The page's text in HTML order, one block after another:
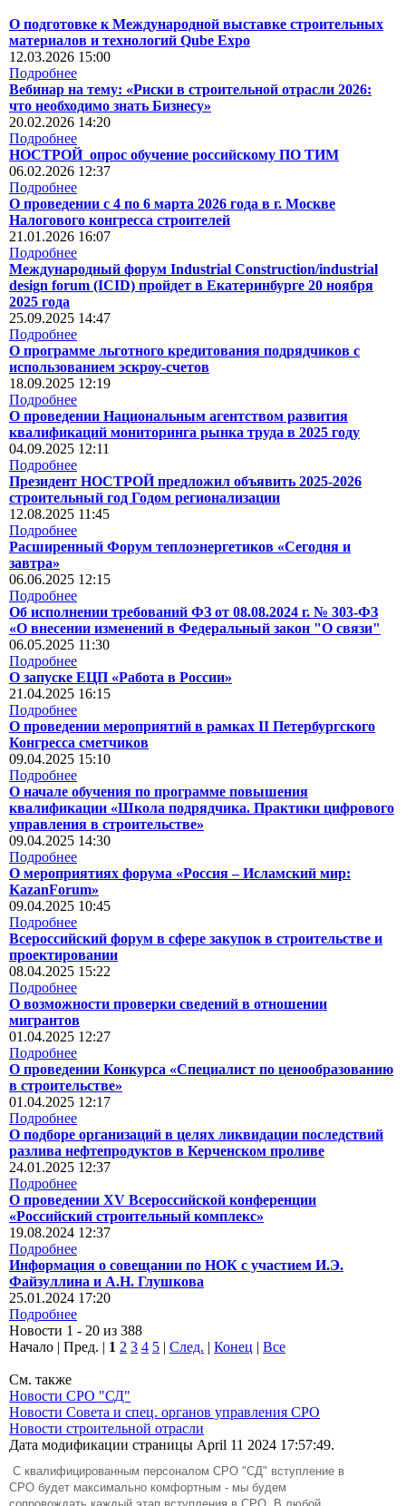
О подготовке к Международной выставке строительных
материалов и технологий Qube Expo
12.03.2026 15:00
Подробнее
Вебинар на тему: «Риски в строительной отрасли 2026:
что необходимо знать Бизнесу»
20.02.2026 14:20
Подробнее
НОСТРОЙ_опрос обучение российскому ПО ТИМ
06.02.2026 12:37
Подробнее
О проведении с 4 по 6 марта 2026 года в г. Москве
Налогового конгресса строителей
21.01.2026 16:07
Подробнее
Международный форум Industrial Construction/industrial
design forum (ICID) пройдет в Екатеринбурге 20 ноября
2025 года
25.09.2025 14:47
Подробнее
О программе льготного кредитования подрядчиков с
использованием эскроу-счетов
18.09.2025 12:19
Подробнее
О проведении Национальным агентством развития
квалификаций мониторинга рынка труда в 2025 году
04.09.2025 12:11
Подробнее
Президент НОСТРОЙ предложил объявить 2025-2026
строительный год Годом регионализации
12.08.2025 11:45
Подробнее
Расширенный Форум теплоэнергетиков «Сегодня и
завтра»
06.06.2025 12:15
Подробнее
Об исполнении требований ФЗ от 08.08.2024 г. № 303-ФЗ
«О внесении изменений в Федеральный закон "О связи"
06.05.2025 11:30
Подробнее
О запуске ЕЦП «Работа в России»
21.04.2025 16:15
Подробнее
О проведении мероприятий в рамках II Петербургского
Конгресса сметчиков
09.04.2025 15:10
Подробнее
О начале обучения по программе повышения
квалификации «Школа подрядчика. Практики цифрового
управления в строительстве»
09.04.2025 14:30
Подробнее
О мероприятиях форума «Россия – Исламский мир:
KazanForum»
09.04.2025 10:45
Подробнее
Всероссийский форум в сфере закупок в строительстве и
проектировании
08.04.2025 15:22
Подробнее
О возможности проверки сведений в отношении
мигрантов
01.04.2025 12:27
Подробнее
О проведении Конкурса «Специалист по ценообразованию
в строительстве»
01.04.2025 12:17
Подробнее
О подборе организаций в целях ликвидации последствий
разлива нефтепродуктов в Керченском проливе
24.01.2025 12:37
Подробнее
О проведении XV Всероссийской конференции
«Российский строительный комплекс»
19.08.2024 12:37
Подробнее
Информация о совещании по НОК с участием И.Э.
Файзуллина и А.Н. Глушкова
25.01.2024 17:20
Подробнее
Новости 1 - 20 из 388
Начало | Пред. | 1 2 3 4 5 | След. | Конец | Все
См. также
Новости СРО "СД"
Новости Совета и спец. органов управления СРО
Новости строительной отрасли
Дата модификации страницы April 11 2024 17:57:49.
C квалифицированным персоналом СРО "СД" вступление в
СРО будет максимально комфортным - мы будем